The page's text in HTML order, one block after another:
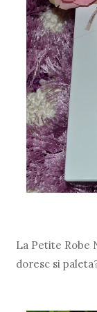
La Petite Robe
doresc si